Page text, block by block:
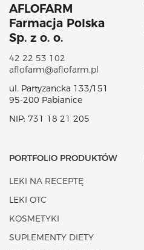
AFLOFARM
Farmacja Polska
Sp. z o. o.
42 22 53 102
aflofarm@aflofarm.pl
ul. Partyzancka 133/151
95-200 Pabianice
NIP: 731 18 21 205
PORTFOLIO PRODUKTÓW
LEKI NA RECEPTĘ
LEKI OTC
KOSMETYKI
SUPLEMENTY DIETY